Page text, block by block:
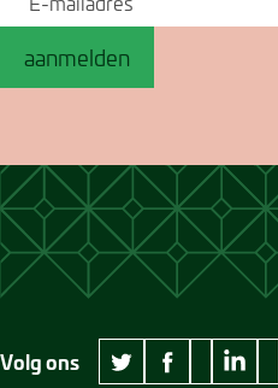
aanmelden
Volg ons